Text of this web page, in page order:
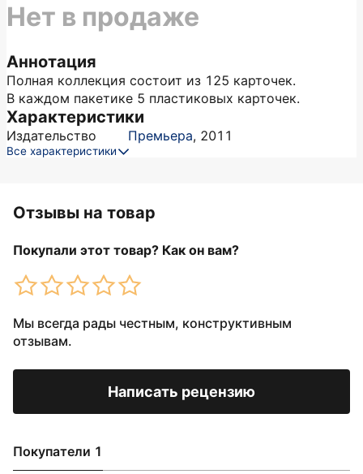
Аннотация
Полная коллекция состоит из 125 карточек.
В каждом пакетике 5 пластиковых карточек.
Характеристики
Издательство Премьера, 2011
Все характеристики
Нет в продаже
Отзывы на товар
Покупали этот товар? Как он вам?
Мы всегда рады честным, конструктивным
отзывам.
Написать рецензию
Покупатели 1